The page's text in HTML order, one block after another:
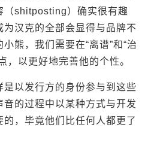
（shitposting）确实很有趣
汉克的全部会显得与品牌不
熊，我们需要在“离谱”和“治
，以更好地完善他的个性。
是以发行方的身份参与到这些
音的过程中以某种方式与开发
，毕竟他们比任何人都更了